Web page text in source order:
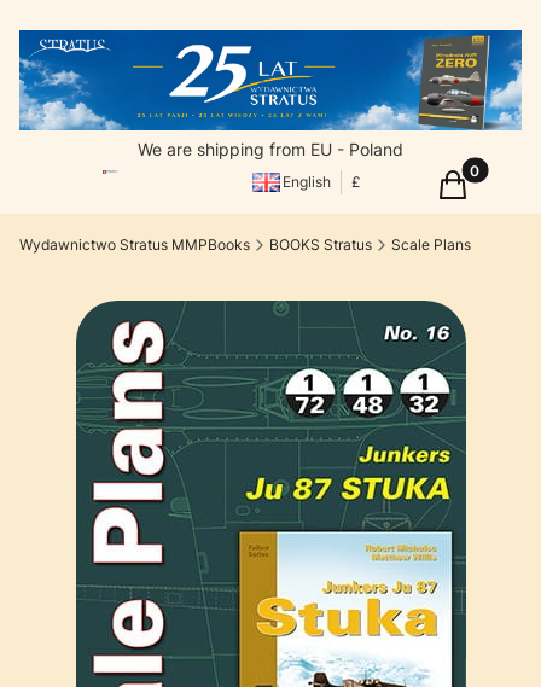
We are shipping from EU - Poland
English £ Products
Cart
Wydawnictwo Stratus MMPBooks BOOKS Stratus Scale Plans